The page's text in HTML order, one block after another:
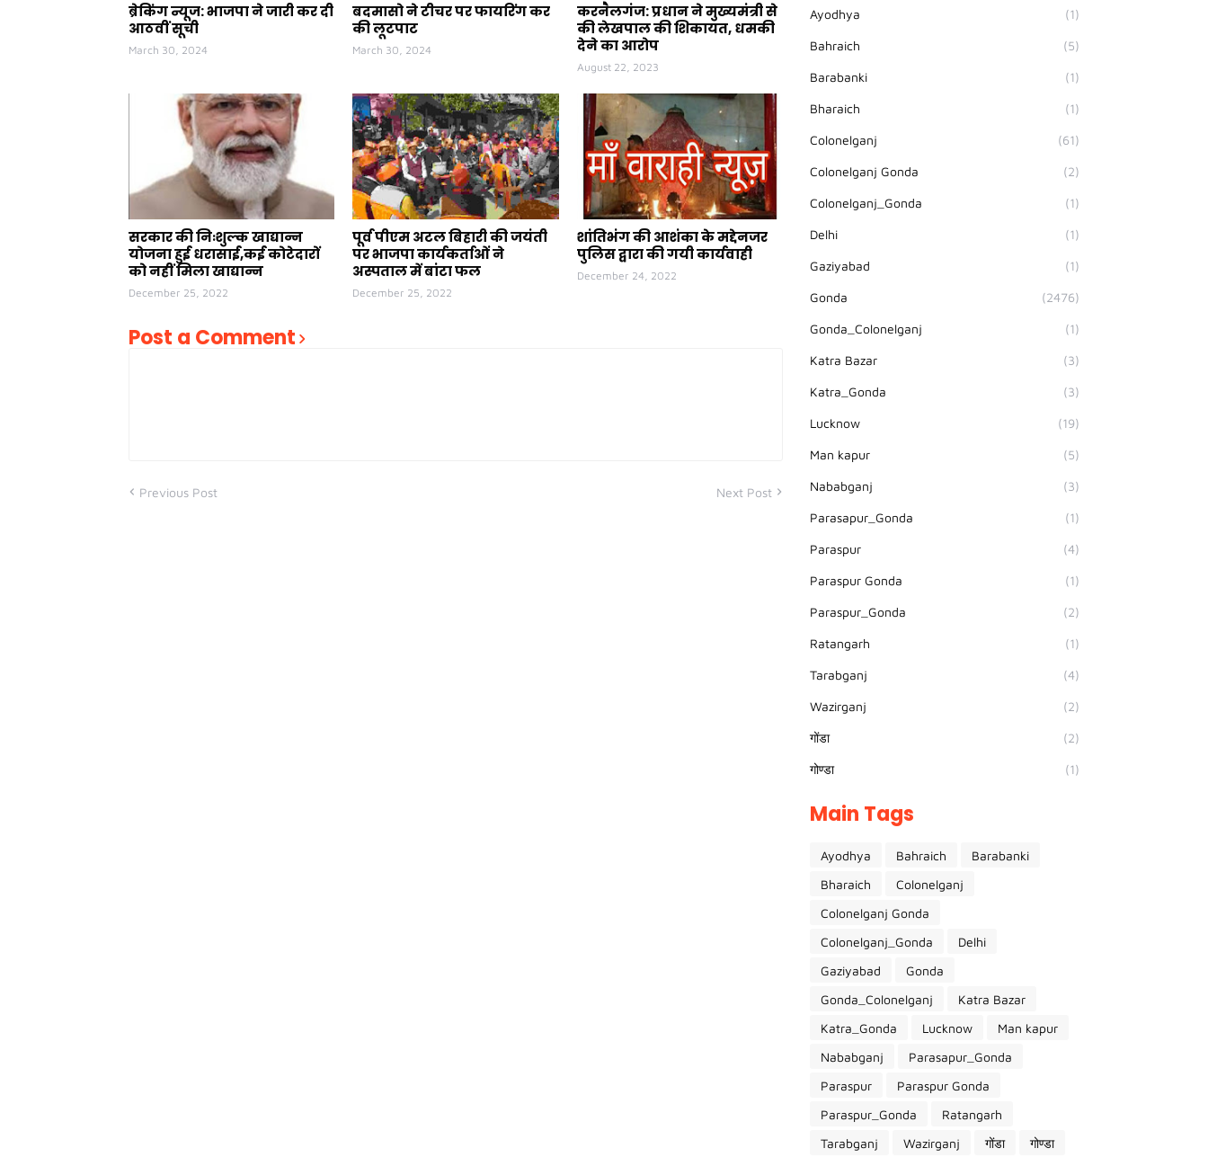
ब्रेकिंग न्यूज: भाजपा ने जारी कर दी
आठवीं सूची
March 30, 2024
बदमासो ने टीचर पर फायरिंग कर
की लूटपाट
March 30, 2024
करनैलगंज: प्रधान ने मुख्यमंत्री से
की लेखपाल की शिकायत, धमकी
देने का आरोप
August 22, 2023
सरकार की निःशुल्क खाद्यान्न
योजना हुई धरासाई,कई कोटेदारों
को नहीं मिला खाद्यान्न
December 25, 2022
पूर्व पीएम अटल बिहारी की जयंती
पर भाजपा कार्यकर्ताओं ने
अस्पताल में बांटा फल
December 25, 2022
शांतिभंग की आशंका के मद्देनजर
पुलिस द्वारा की गयी कार्यवाही
December 24, 2022
Post a Comment
Previous Post Next Post
Ayodhya (1)
Bahraich (5)
Barabanki (1)
Bharaich (1)
Colonelganj (61)
Colonelganj Gonda (2)
Colonelganj_Gonda (1)
Delhi (1)
Gaziyabad (1)
Gonda (2476)
Gonda_Colonelganj (1)
Katra Bazar (3)
Katra_Gonda (3)
Lucknow (19)
Man kapur (5)
Nababganj (3)
Parasapur_Gonda (1)
Paraspur (4)
Paraspur Gonda (1)
Paraspur_Gonda (2)
Ratangarh (1)
Tarabganj (4)
Wazirganj (2)
गोंडा (2)
गोण्डा (1)
Main Tags
Ayodhya Bahraich
Barabanki
Bharaich
Colonelganj
Colonelganj Gonda
Colonelganj_Gonda
Delhi
Gaziyabad
Gonda
Gonda_Colonelganj
Katra Bazar
Katra_Gonda
Lucknow
Man kapur
Nababganj
Parasapur_Gonda
Paraspur
Paraspur Gonda
Paraspur_Gonda
Ratangarh
Tarabganj
Wazirganj गोंडा गोण्डा